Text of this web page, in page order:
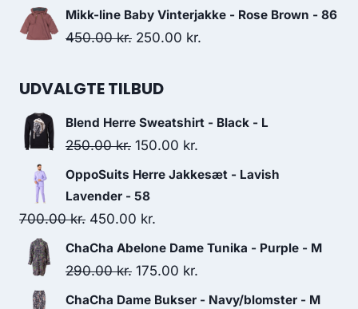
price
was:
price
is:
Mikk-line Baby Vinterjakke - Rose Brown - 86
450.00kr. Original
was:
250.00 kr.
UDVALGTE TILBUD
Blend Herre Sweatshirt - Black - L
250.00kr. Original
price
was:
250.00 kr..
150.00 kr.
price
OppoSuits Herre Jakkesæt - Lavish
Lavender - 58
700.00kr. Original
price
was:
450.00 kr.
price
is:
ChaCha Abelone Dame Tunika - Purple - M
290.00kr. Original
price
175.00 kr.
price
ChaCha Dame Bukser - Navy/blomster - M